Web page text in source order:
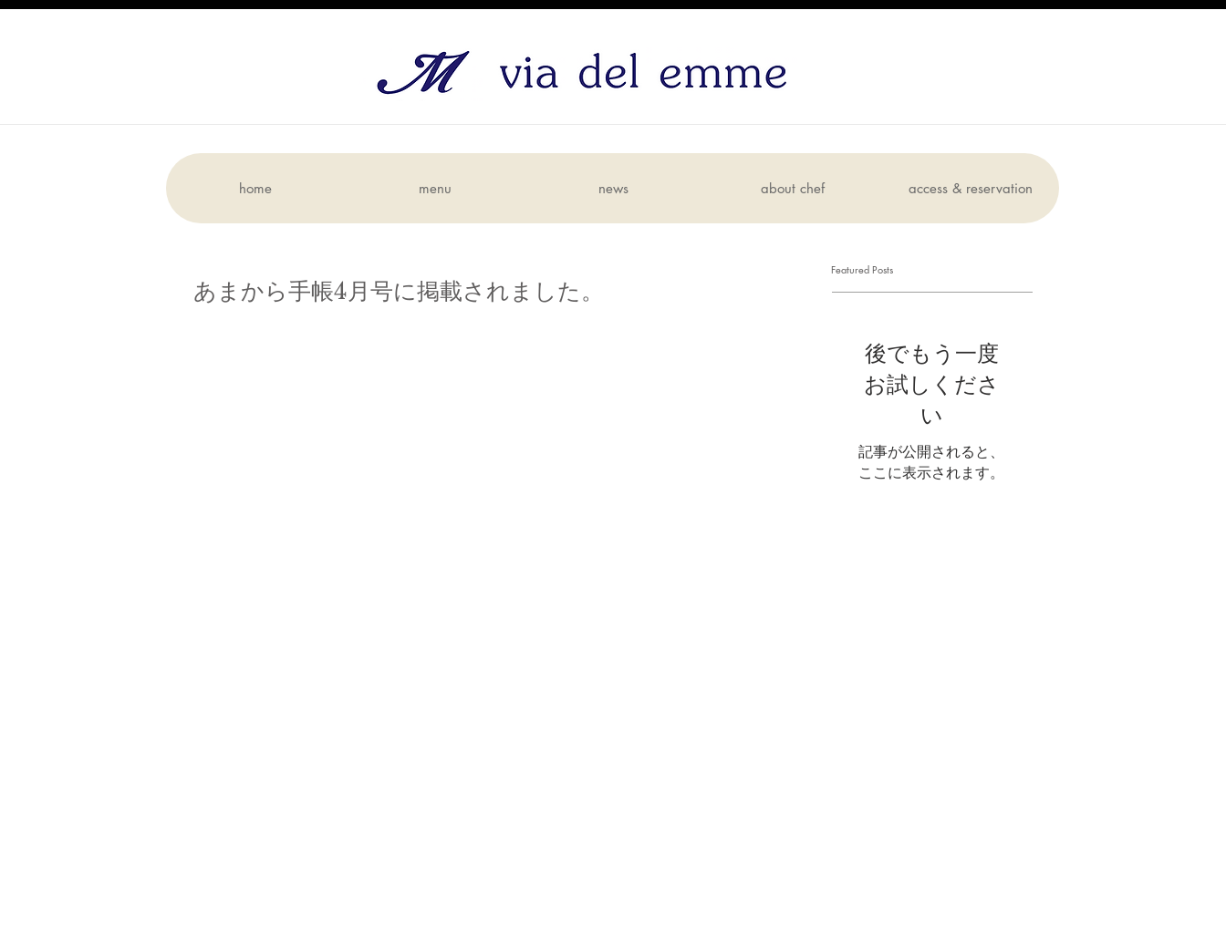
home menu news about chef access & reservation
あまから手帳4月号に掲載されました。
Featured Posts
後でもう一度
お試しくださ
い
記事が公開されると、
ここに表示されます。